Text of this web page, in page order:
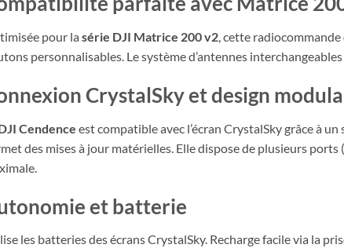
pour la série DJI Matrice 200 v2, cette
personnalisables. Le système d’antennes
CrystalSky et design
Cendence est compatible avec l’écran CrystalSky grâce à
des mises à jour matérielles. Elle dispose de plusieurs
et batterie
les batteries des écrans CrystalSky. Recharge facile via la